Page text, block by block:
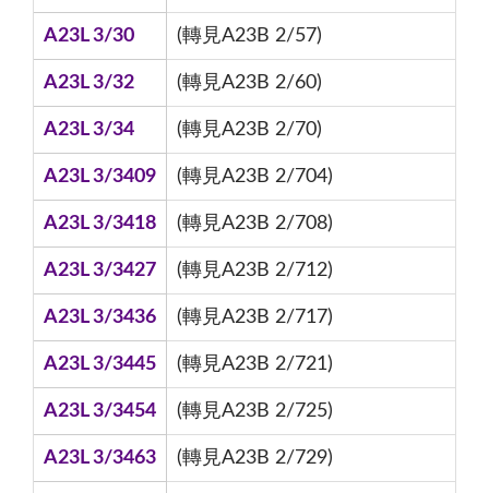
A23L 3/30 (轉見A23B 2/57)
A23L 3/32 (轉見A23B 2/60)
A23L 3/34 (轉見A23B 2/70)
A23L 3/3409 (轉見A23B 2/704)
A23L 3/3418 (轉見A23B 2/708)
A23L 3/3427 (轉見A23B 2/712)
A23L 3/3436 (轉見A23B 2/717)
A23L 3/3445 (轉見A23B 2/721)
A23L 3/3454 (轉見A23B 2/725)
A23L 3/3463 (轉見A23B 2/729)